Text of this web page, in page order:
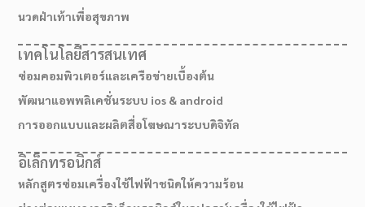
นวดฝ่าเท้าเพื่อสุขภาพ
เทคโนโลยีสารสนเทศ
ซ่อมคอมพิวเตอร์และเครือข่ายเบื้องต้น
พัฒนาแอพพลิเคชั่นระบบ ios & android
การออกแบบและผลิตสื่อโฆษณาระบบดิจิทัล
อิเล็กทรอนิกส์
หลักสูตรซ่อมเครื่องใช้ไฟฟ้าชนิดให้ความร้อน